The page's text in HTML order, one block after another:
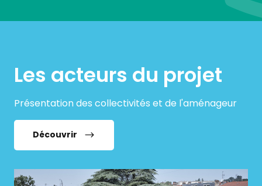
Les acteurs du projet
Présentation des collectivités et de l'aménageur
Découvrir